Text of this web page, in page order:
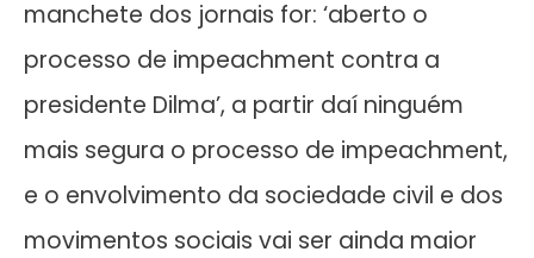
manchete dos jornais for: ‘aberto o
processo de impeachment contra a
presidente Dilma’, a partir daí ninguém
mais segura o processo de impeachment,
e o envolvimento da sociedade civil e dos
movimentos sociais vai ser ainda maior